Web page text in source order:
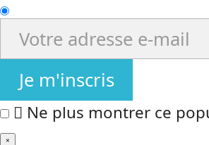
Je m'inscris
Ne plus montrer ce
×